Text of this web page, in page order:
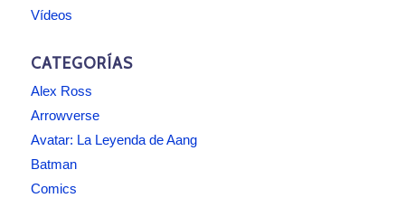
Vídeos
CATEGORÍAS
Alex Ross
Arrowverse
Avatar: La Leyenda de Aang
Batman
Comics